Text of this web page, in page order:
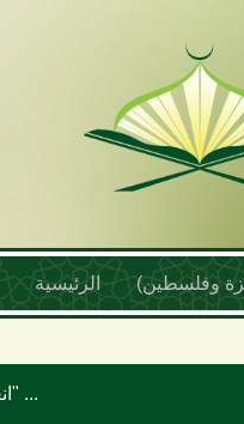
غزة وفلسطين) الرئيسية